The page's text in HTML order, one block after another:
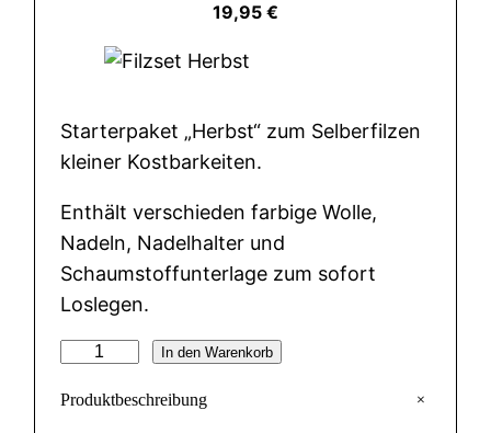
19,95 €
Starterpaket „Herbst“ zum Selberfilzen
kleiner Kostbarkeiten.
Enthält verschieden farbige Wolle,
Nadeln, Nadelhalter und
Schaumstoffunterlage zum sofort
Loslegen.
In den Warenkorb
Produktbeschreibung +